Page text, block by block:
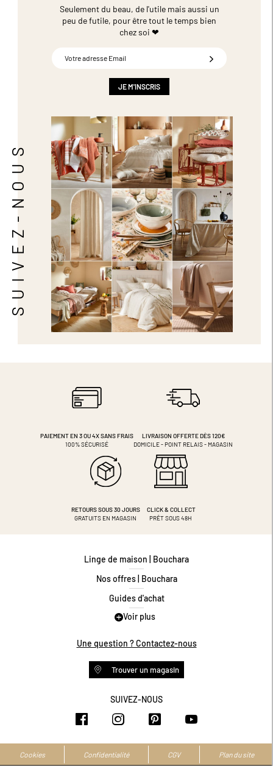
SUIVEZ-NOUS
Seulement du beau, de l'utile mais aussi un
peu de futile, pour être tout le temps bien
chez soi ❤
JE M'INSCRIS
PAIEMENT EN 3 OU 4XSANS FRAIS
100% SÉCURISÉ
LIVRAISON OFFERTE DÈS 120€
DOMICILE - POINT RELAIS - MAGASIN
RETOURS SOUS 30 JOURS
GRATUITS EN MAGASIN
CLICK & COLLECT
PRÊT SOUS 48H
Linge de maison | Bouchara
Nos offres | Bouchara
Guides d'achat
Guide des tailles
Programme de fidélité
Conditions des offres
Livraison et retours
Accessibilité numérique
Voir plus
Une question ? Contactez-nous
Trouver un magasin
SUIVEZ-NOUS
https://www.facebook.com/
https://https://
Cookies Confidentialité CGV Plan du site